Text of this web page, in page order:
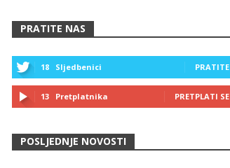
PRATITE NAS
18 Sljedbenici PRATITE
13 Pretplatnika PRETPLATI SE
POSLJEDNJE NOVOSTI